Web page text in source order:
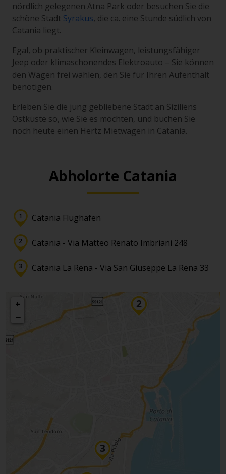
nördlich gelegenen Ätna Park oder besuchen Sie die
schöne Stadt Syrakus, die ca. eine Stunde südlich von
Catania liegt.
Egal, ob praktischer Kleinwagen, leistungsfähiger
Jeep oder klimaschonendes Elektroauto – Sie können
den Wagen frei wählen, den Sie für Ihren Aufenthalt
benötigen.
Erleben Sie die jung gebliebene Stadt an Siziliens
Ostküste so, wie Sie es möchten, und buchen Sie
noch heute einen Hertz Mietwagen in Catania.
Abholorte Catania
Catania Flughafen
Catania - Via Matteo Renato Imbriani 248
Catania La Rena - Via San Giuseppe La Rena 33
+
−